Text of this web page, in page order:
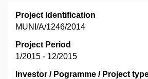
Project Identification
MUNI/A/1246/2014
Project Period
1/2015 - 12/2015
Investor / Pogramme / Project